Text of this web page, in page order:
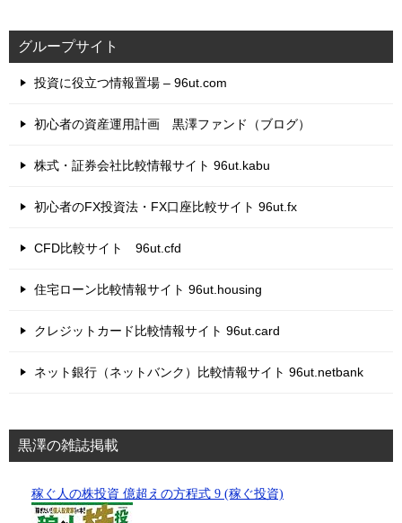
グループサイト
投資に役立つ情報置場 – 96ut.com
初心者の資産運用計画 黒澤ファンド（ブログ）
株式・証券会社比較情報サイト 96ut.kabu
初心者のFX投資法・FX口座比較サイト 96ut.fx
CFD比較サイト 96ut.cfd
住宅ローン比較情報サイト 96ut.housing
クレジットカード比較情報サイト 96ut.card
ネット銀行（ネットバンク）比較情報サイト 96ut.netbank
黒澤の雑誌掲載
稼ぐ人の株投資 億超えの方程式 9 (稼ぐ投資)